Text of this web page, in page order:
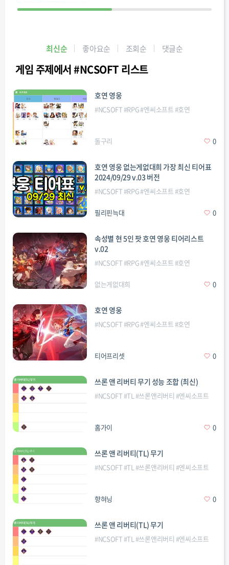
최신순 좋아요순 조회순 댓글순
게임 주제에서 #NCSOFT 리스트
호연 영웅
#NCSOFT#RPG#엔씨소프트#호연
돌구리 0
호연 영웅 없는게없대희 가장 최신 티어표
2024/09/29 v.03 버전
#NCSOFT#RPG#엔씨소프트#호연
필리핀늑대 0
속성별 현 5인 팟 호연 영웅 티어리스트
v.02
#NCSOFT#RPG#엔씨소프트#호연
없는게없대희 0
호연 영웅
#NCSOFT#RPG#엔씨소프트#호연
티어프리셋 0
쓰론 앤 리버티 무기 성능 조합 (최신)
#NCSOFT#TL #쓰론앤리버티 #엔씨소프트
홈가이 0
쓰론 앤 리버티(TL) 무기
#NCSOFT#TL #쓰론앤리버티 #엔씨소프트
향혀닝 0
쓰론 앤 리버티(TL) 무기
#NCSOFT#TL #쓰론앤리버티 #엔씨소프트